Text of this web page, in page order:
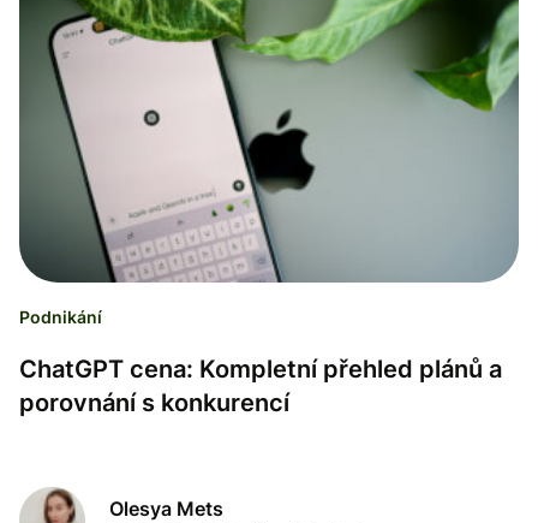
Podnikání
ChatGPT cena: Kompletní přehled plánů a
porovnání s konkurencí
Olesya Mets